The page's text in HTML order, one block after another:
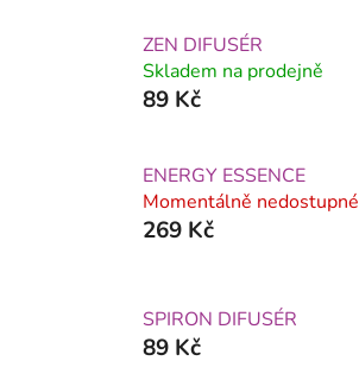
ZEN DIFUSÉR
Skladem na prodejně
89 Kč
ENERGY ESSENCE
Momentálně nedostupné
269 Kč
SPIRON DIFUSÉR
89 Kč